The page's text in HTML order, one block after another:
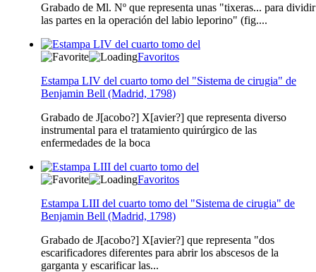
Grabado de Ml. Nº que representa unas "tixeras... para dividir
las partes en la operación del labio leporino" (fig....
Favoritos
Estampa LIV del cuarto tomo del "Sistema de cirugia" de
Benjamin Bell (Madrid, 1798)
Grabado de J[acobo?] X[avier?] que representa diverso
instrumental para el tratamiento quirúrgico de las
enfermedades de la boca
Favoritos
Estampa LIII del cuarto tomo del "Sistema de cirugia" de
Benjamin Bell (Madrid, 1798)
Grabado de J[acobo?] X[avier?] que representa "dos
escarificadores diferentes para abrir los abscesos de la
garganta y escarificar las...